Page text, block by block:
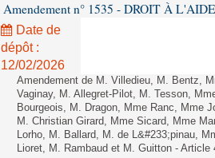
Amendement n° 1535 - DROIT À
Date de
dépôt :
12/02/2026
Amendement de M. Villedieu, M. Bentz,
Vaginay, M. Allegret-Pilot, M. Tesson,
Bourgeois, M. Dragon, Mme Ranc, Mme
M. Christian Girard, Mme Sicard, Mme
Lorho, M. Ballard, M. de L&#233;pinau,
Lioret, M. Rambaud et M. Guitton - Article